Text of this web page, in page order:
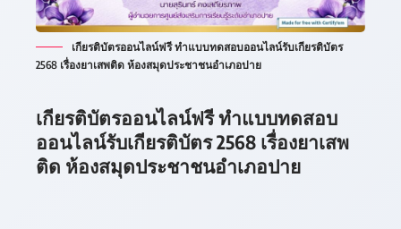
เกียรติบัตรออนไลน์ฟรี ทำแบบทดสอบออนไลน์รับเกียรติบัตร
2568 เรื่องยาเสพติด ห้องสมุดประชาชนอำเภอปาย
เกียรติบัตรออนไลน์ฟรี ทำแบบทดสอบ
ออนไลน์รับเกียรติบัตร 2568 เรื่องยาเสพ
ติด ห้องสมุดประชาชนอำเภอปาย